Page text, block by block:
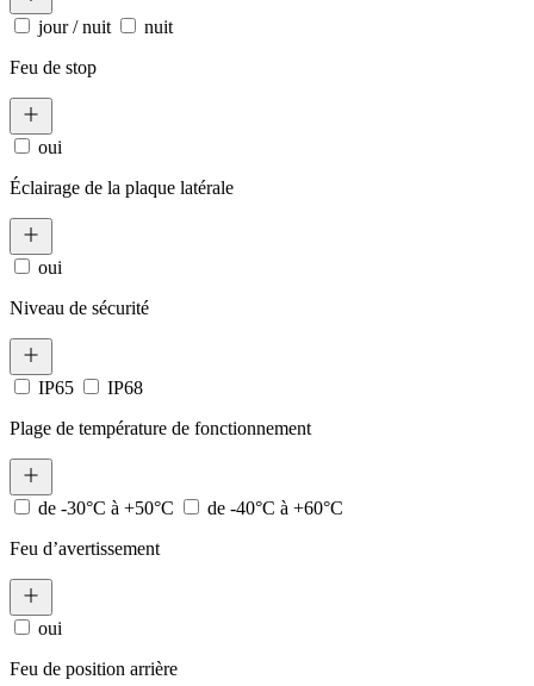
jour / nuit
nuit
Feu de stop
oui
Éclairage de la plaque latérale
oui
Niveau de sécurité
IP65
IP68
Plage de température de fonctionnement
de -30°C à +50°C
de -40°C à +60°C
Feu d’avertissement
oui
Feu de position arrière